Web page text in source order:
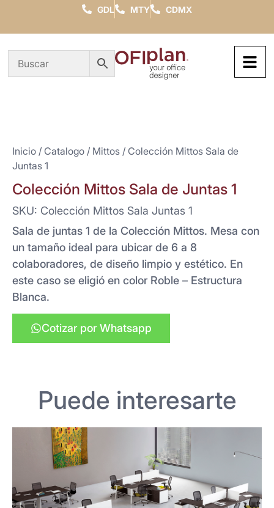
GDL MTY CDMX
Inicio / Catalogo / Mittos / Colección Mittos Sala de
Juntas 1
Colección Mittos Sala de Juntas 1
SKU: Colección Mittos Sala Juntas 1
Sala de juntas 1 de la Colección Mittos. Mesa con
un tamaño ideal para ubicar de 6 a 8
colaboradores, de diseño limpio y estético. En
este caso se eligió en color Roble – Estructura
Blanca.
Cotizar por Whatsapp
Puede interesarte